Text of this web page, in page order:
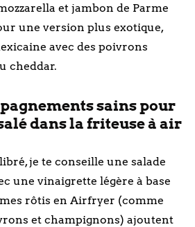
et jambon de Parme
une version plus exotique,
avec des poivrons
cheddar.
sains pour
dans la friteuse à air
je te conseille une salade
une vinaigrette légère à base
rôtis en Airfryer (comme
et champignons) ajoutent